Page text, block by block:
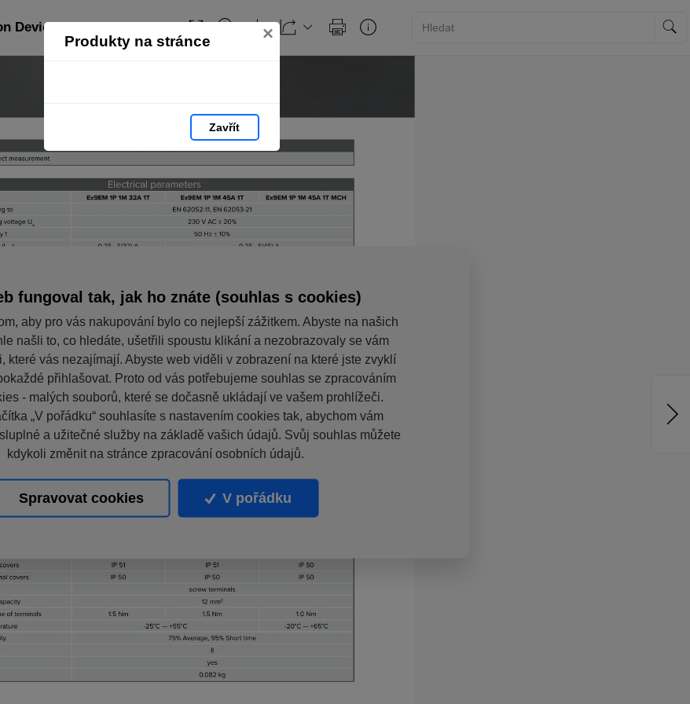
Produkty na stránce ×
Zavřít
Devices_EN: strana 312
fungoval tak, jak ho znáte (souhlas s cookies)
aby pro vás nakupování bylo co nejlepší zážitkem. Abyste na našich
našli to, co hledáte, ušetřili spoustu klikání a nezobrazovaly se vám
které vás nezajímají. Abyste web viděli v zobrazení na které jste zvyklí
přihlašovat. Proto od vás potřebujeme souhlas se zpracováním
- malých souborů, které se dočasně ukládají ve vašem prohlížeči.
„V pořádku“ souhlasíte s nastavením cookies tak, abychom vám
a užitečné služby na základě vašich údajů. Svůj souhlas můžete
kdykoli změnit na stránce zpracování osobních údajů.
Spravovat cookies V pořádku